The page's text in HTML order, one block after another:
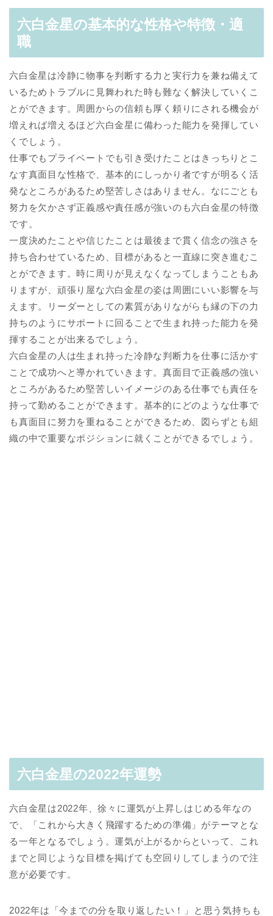
六白金星の基本的な性格や特徴・適
職
六白金星は冷静に物事を判断する力と実行力を兼ね備えて
いるためトラブルに見舞われた時も難なく解決していくこ
とができます。周囲からの信頼も厚く頼りにされる機会が
増えれば増えるほど六白金星に備わった能力を発揮してい
くでしょう。
仕事でもプライベートでも引き受けたことはきっちりとこ
なす真面目な性格で、基本的にしっかり者ですが明るく活
発なところがあるため堅苦しさはありません。なにごとも
努力を欠かさず正義感や責任感が強いのも六白金星の特徴
です。
一度決めたことや信じたことは最後まで貫く信念の強さを
持ち合わせているため、目標があると一直線に突き進むこ
とができます。時に周りが見えなくなってしまうこともあ
りますが、頑張り屋な六白金星の姿は周囲にいい影響を与
えます。リーダーとしての素質がありながらも縁の下の力
持ちのようにサポートに回ることで生まれ持った能力を発
揮することが出来るでしょう。
六白金星の人は生まれ持った冷静な判断力を仕事に活かす
ことで成功へと導かれていきます。真面目で正義感の強い
ところがあるため堅苦しいイメージのある仕事でも責任を
持って勤めることができます。基本的にどのような仕事で
も真面目に努力を重ねることができるため、図らずとも組
織の中で重要なポジションに就くことができるでしょう。
六白金星の2022年運勢
六白金星は2022年、徐々に運気が上昇しはじめる年なの
で、「これから大きく飛躍するための準備」がテーマとな
る一年となるでしょう。運気が上がるからといって、これ
までと同じような目標を掲げても空回りしてしまうので注
意が必要です。
2022年は「今までの分を取り返したい！」と思う気持ちも